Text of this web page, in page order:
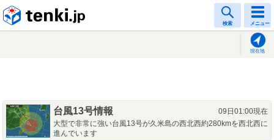
検索 メニュー
現在地
台風13号情報
09日01:00現在
大型で非常に強い台風13号が久米島の西北西約280kmを西北西に
進んでいます